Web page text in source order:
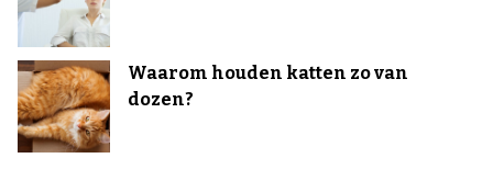
Waarom houden katten zo van
dozen?